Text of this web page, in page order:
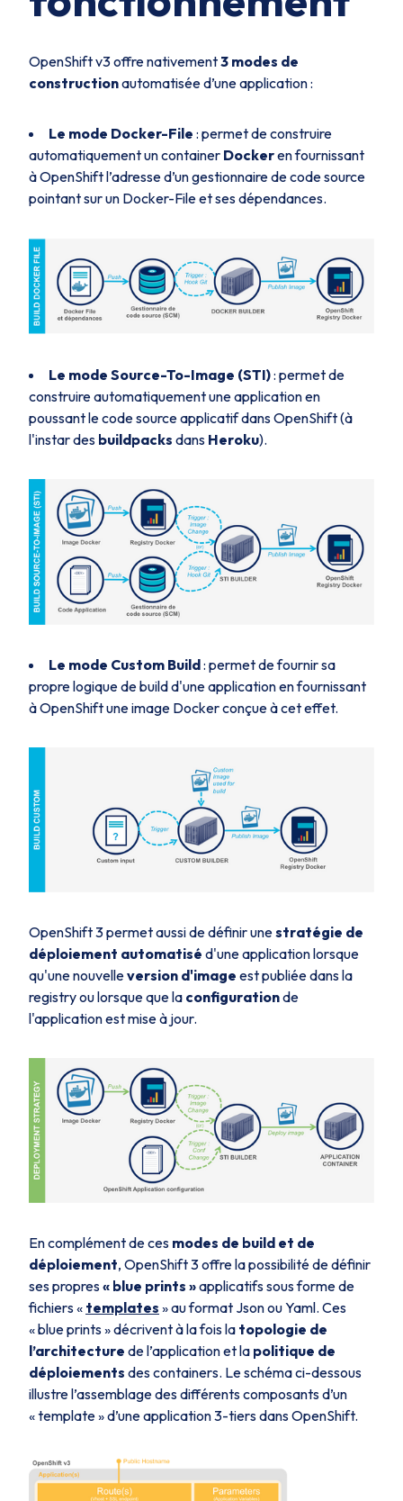
OpenShift v3 offre nativement3 modes de
constructionautomatisée d’une application :
Le mode Docker-File : permet de construire
automatiquement un container Dockeren fournissant
à OpenShift l’adresse d’un gestionnaire de code source
pointant sur un Docker-File et ses dépendances.
Le mode Source-To-Image (STI): permet de
construire automatiquement une application en
poussant le code source applicatif dans OpenShift (à
l'instar des buildpacks dans Heroku).
Le mode Custom Build: permet de fournir sa
propre logique debuildd'une application en fournissant
à OpenShift une image Docker conçue à cet effet.
OpenShift 3 permet aussi de définir unestratégie de
déploiement automatisé d'une application lorsque
qu'une nouvelleversion d'image est publiée dans la
registryou lorsque que la configurationde
l'application est mise à jour.
En complément de ces modes de build et de
déploiement, OpenShift 3 offre la possibilité de définir
ses propres« blue prints »applicatifs sous forme de
fichiers « templates » au format Json ou Yaml. Ces
«blue prints» décrivent à la fois la topologie de
l’architecture de l’application et la politique de
déploiements des containers. Le schéma ci-dessous
illustre l’assemblage des différents composants d’un
«template» d’une application 3-tiers dans OpenShift.